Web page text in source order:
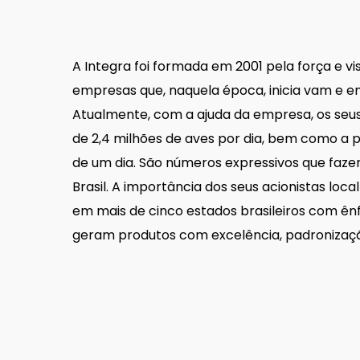
A Integra foi formada em 2001 pela força e
empresas que, naquela época, inicia vam e
Atualmente, com a ajuda da empresa, os
de 2,4 milhões de aves por dia, bem como
de um dia. São números expressivos que
Brasil. A importância dos seus acionistas
em mais de cinco estados brasileiros com
geram produtos com excelência,